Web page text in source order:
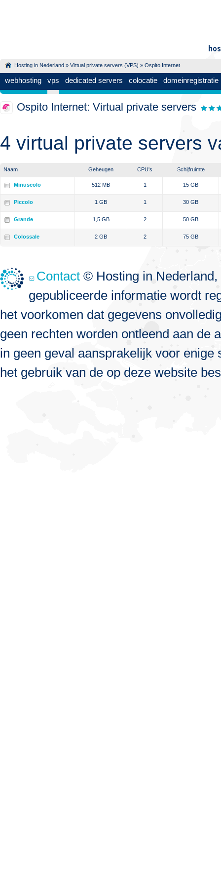
Hosting in Nederland » Virtual private servers (VPS) » Ospito Internet
webhosting vps dedicated servers colocatie domeinregistratie
Ospito Internet: Virtual private servers
4 virtual private servers
Naam Geheugen CPU's Schijfruimte
Minuscolo 512 MB 1 15 GB
Piccolo 1 GB 1 30 GB
Grande 1,5 GB 2 50 GB
Colossale 2 GB 2 75 GB
Contact © Hosting in
gepubliceerde informatie wordt
het voorkomen dat gegevens
geen rechten worden ontleend aan de
in geen geval aansprakelijk voor
het gebruik van de op deze website